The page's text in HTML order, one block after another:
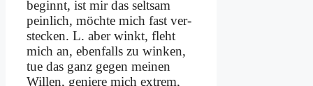
be­ginnt, ist mir das selt­sam
pein­lich, möch­te mich fast ver­
stecken. L. aber winkt, fleht
mich an, eben­falls zu win­ken,
tue das ganz ge­gen mei­nen
Wil­len, ge­nie­re mich ex­trem,